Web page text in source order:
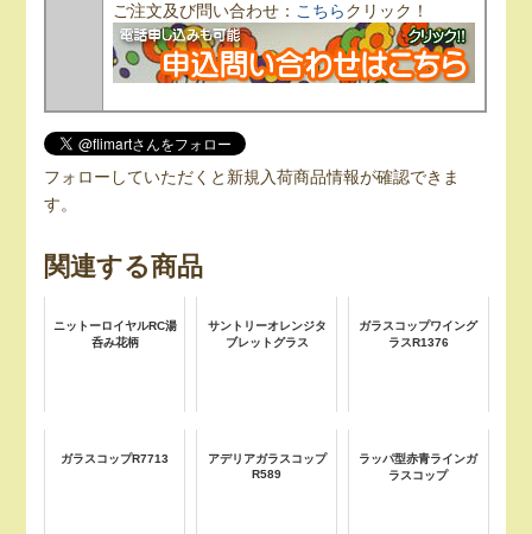
ご注文及び問い合わせ： こちらクリック！
フォローしていただくと新規入荷商品情報が確認できま
す。
関連する商品
ニットーロイヤルRC湯
呑み花柄
サントリーオレンジタ
ブレットグラス
ガラスコップワイング
ラスR1376
ガラスコップR7713
アデリアガラスコップ
R589
ラッパ型赤青ラインガ
ラスコップ